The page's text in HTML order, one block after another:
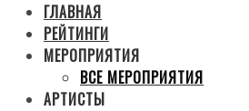
ГЛАВНАЯ
РЕЙТИНГИ
МЕРОПРИЯТИЯ
ВСЕ МЕРОПРИЯТИЯ
АРТИСТЫ